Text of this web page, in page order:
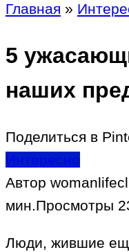
Главная »
5
наших
Поделиться в
Интересно
Автор
мин.Просмотры
Люди, жившие